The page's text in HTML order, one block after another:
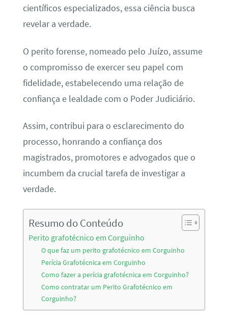
científicos especializados, essa ciência busca
revelar a verdade.
O perito forense, nomeado pelo Juízo, assume
o compromisso de exercer seu papel com
fidelidade, estabelecendo uma relação de
confiança e lealdade com o Poder Judiciário.
Assim, contribui para o esclarecimento do
processo, honrando a confiança dos
magistrados, promotores e advogados que o
incumbem da crucial tarefa de investigar a
verdade.
Resumo do Conteúdo
Perito grafotécnico em Corguinho
O que faz um perito grafotécnico em Corguinho
Perícia Grafotécnica em Corguinho
Como fazer a perícia grafotécnica em Corguinho?
Como contratar um Perito Grafotécnico em
Corguinho?